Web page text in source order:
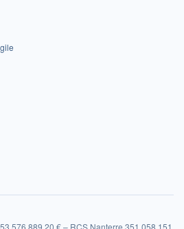
576 889,20 € – RCS Nanterre 351 058 151